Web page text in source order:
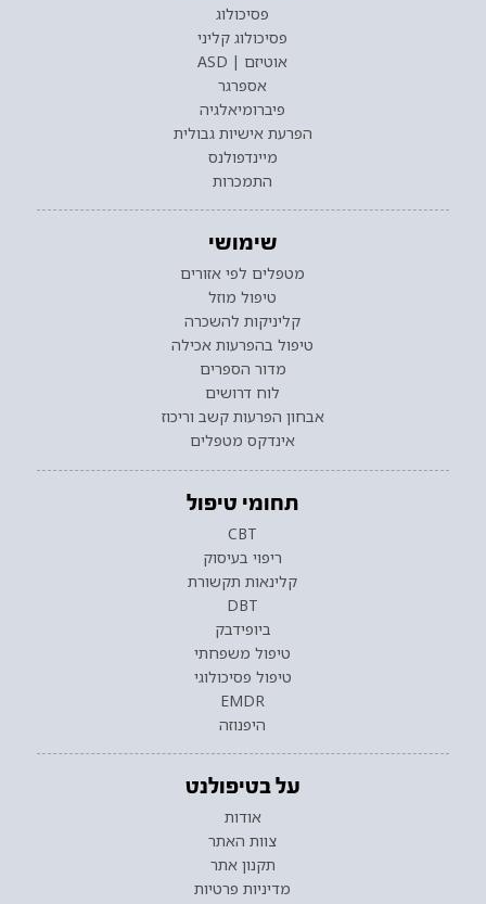
פסיכולוג
פסיכולוג קליני
אוטיזם | ASD
אספרגר
פיברומיאלגיה
הפרעת אישיות גבולית
מיינדפולנס
התמכרות
שימושי
מטפלים לפי אזורים
טיפול מוזל
קליניקות להשכרה
טיפול בהפרעות אכילה
מדור הספרים
לוח דרושים
אבחון הפרעות קשב וריכוז
אינדקס מטפלים
תחומי טיפול
CBT
ריפוי בעיסוק
קלינאות תקשורת
DBT
ביופידבק
טיפול משפחתי
טיפול פסיכולוגי
EMDR
היפנוזה
על בטיפולנט
אודות
צוות האתר
תקנון אתר
מדיניות פרטיות